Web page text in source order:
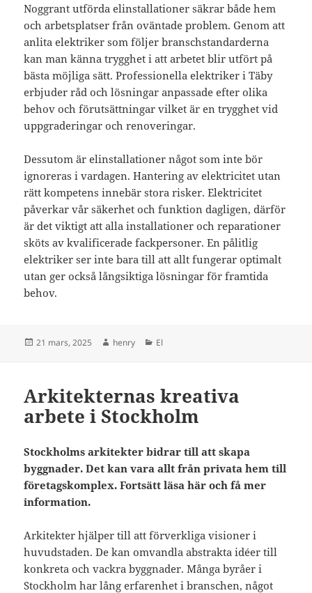
Noggrant utförda elinstallationer säkrar både hem
och arbetsplatser från oväntade problem. Genom att
anlita elektriker som följer branschstandarderna
kan man känna trygghet i att arbetet blir utfört på
bästa möjliga sätt. Professionella elektriker i Täby
erbjuder råd och lösningar anpassade efter olika
behov och förutsättningar vilket är en trygghet vid
uppgraderingar och renoveringar.
Dessutom är elinstallationer något som inte bör
ignoreras i vardagen. Hantering av elektricitet utan
rätt kompetens innebär stora risker. Elektricitet
påverkar vår säkerhet och funktion dagligen, därför
är det viktigt att alla installationer och reparationer
sköts av kvalificerade fackpersoner. En pålitlig
elektriker ser inte bara till att allt fungerar optimalt
utan ger också långsiktiga lösningar för framtida
behov.
Postat
21 mars, 2025 Författare
henry Kategorier
El
Arkitekternas kreativa
arbete i Stockholm
Stockholms arkitekter bidrar till att skapa
byggnader. Det kan vara allt från privata hem till
företagskomplex. Fortsätt läsa här och få mer
information.
Arkitekter hjälper till att förverkliga visioner i
huvudstaden. De kan omvandla abstrakta idéer till
konkreta och vackra byggnader. Många byråer i
Stockholm har lång erfarenhet i branschen, något